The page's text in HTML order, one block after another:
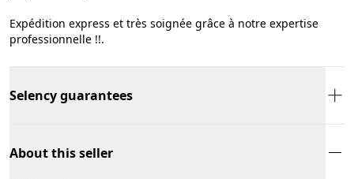
Expédition express et très soignée grâce à notre expertise
professionnelle !!.
Selency guarantees
About this seller